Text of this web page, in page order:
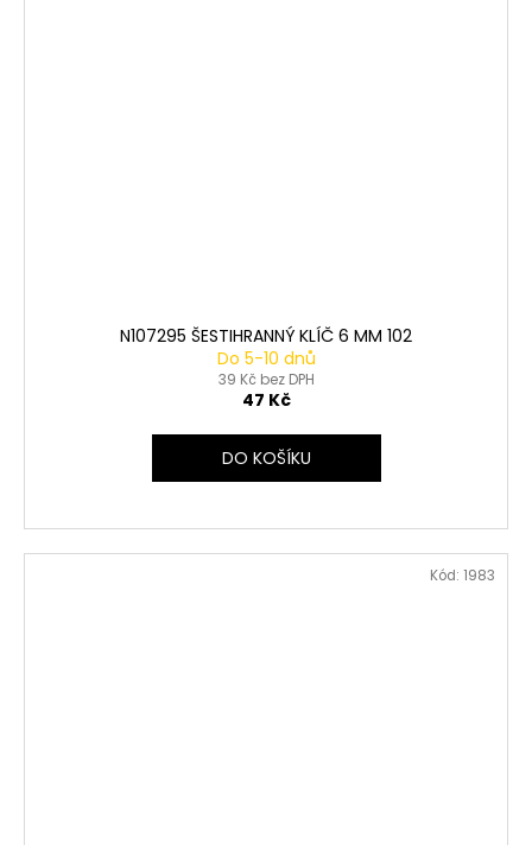
N107295 ŠESTIHRANNÝ KLÍČ 6 MM 102
Do 5-10 dnů
39 Kč bez DPH
47 Kč
DO KOŠÍKU
Kód: 1983